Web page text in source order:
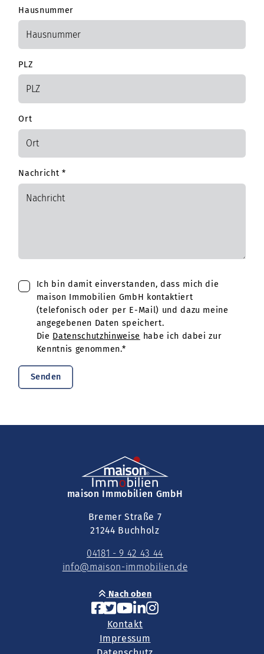
Hausnummer
PLZ
Ort
Nachricht *
Ich bin damit einverstanden, dass mich die
maison Immobilien GmbH kontaktiert
(telefonisch oder per E-Mail) und dazu meine
angegebenen Daten speichert.
Die Datenschutzhinweise habe ich dabei zur
Kenntnis genommen.*
Senden
maison Immobilien GmbH
Bremer Straße 7
21244 Buchholz
04181 - 9 42 43 44
info@maison-immobilien.de
Nach oben
Kontakt
Impressum